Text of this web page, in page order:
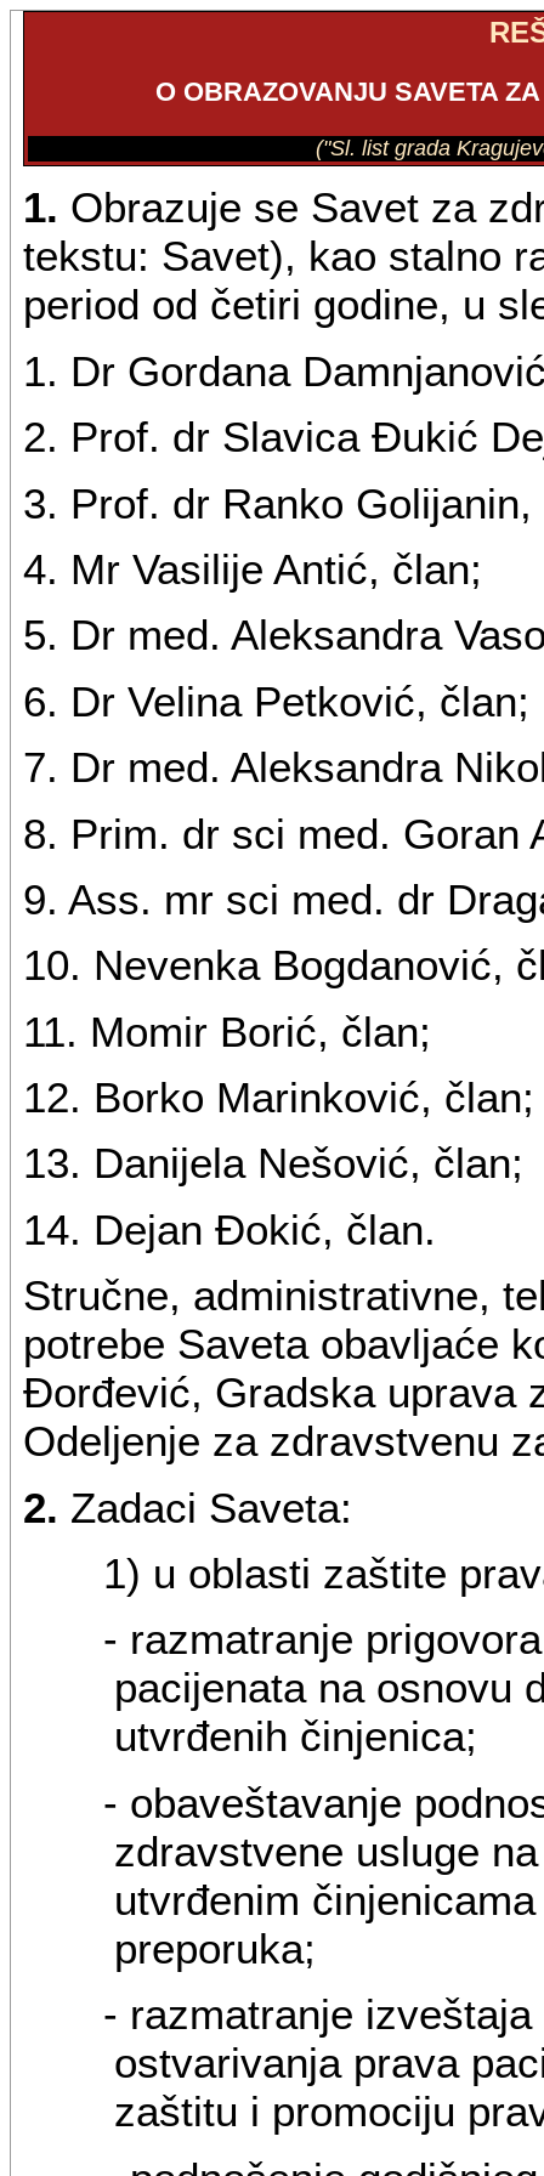
O OBRAZOVANJU SAVETA
("Sl. list grada
1. Obrazuje se Savet za
tekstu: Savet), kao stalno
period od četiri godine, u
1. Dr Gordana
2. Prof. dr Slavica Đukić
3. Prof. dr Ranko Golijanin,
4. Mr Vasilije Antić, član;
5. Dr med. Aleksandra
6. Dr Velina Petković, član;
7. Dr med. Aleksandra
8. Prim. dr sci med. Goran
9. Ass. mr sci med. dr
10. Nevenka Bogdanović,
11. Momir Borić, član;
12. Borko Marinković, član;
13. Danijela Nešović, član;
14. Dejan Đokić, član.
Stručne, administrativne,
potrebe Saveta obavljaće
Đorđević, Gradska uprava
Odeljenje za zdravstvenu
2. Zadaci Saveta:
1) u oblasti zaštite
- razmatranje
pacijenata na osnovu
utvrđenih činjenica;
- obaveštavanje
zdravstvene usluge
utvrđenim
preporuka;
- razmatranje
ostvarivanja prava
zaštitu i promociju